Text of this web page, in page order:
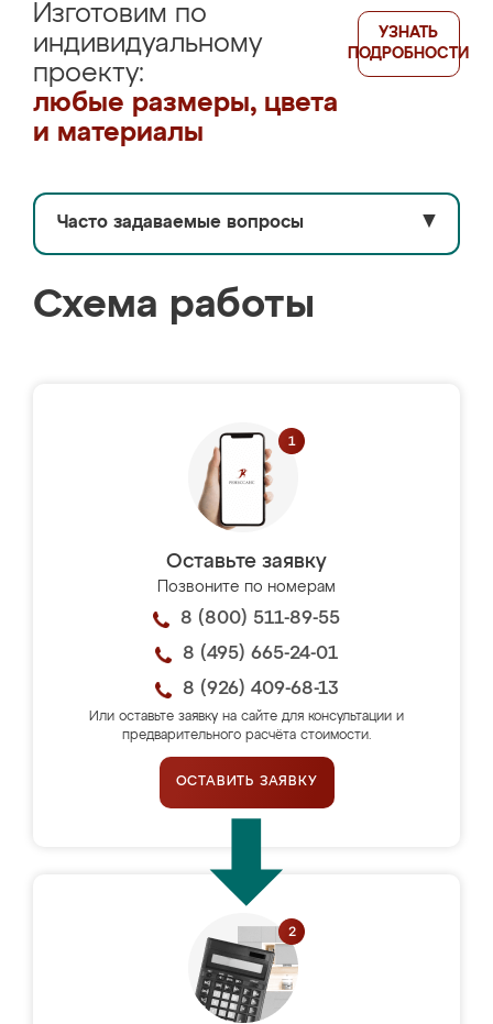
Изготовим по
индивидуальному
проекту:
любые размеры, цвета
и материалы
УЗНАТЬ
ПОДРОБНОСТИ
Часто задаваемые вопросы ▼
Схема работы
Оставьте заявку
Позвоните по номерам
8 (800) 511-89-55
8 (495) 665-24-01
8 (926) 409-68-13
Или оставьте заявку на сайте для консультации и
предварительного расчёта стоимости.
ОСТАВИТЬ ЗАЯВКУ